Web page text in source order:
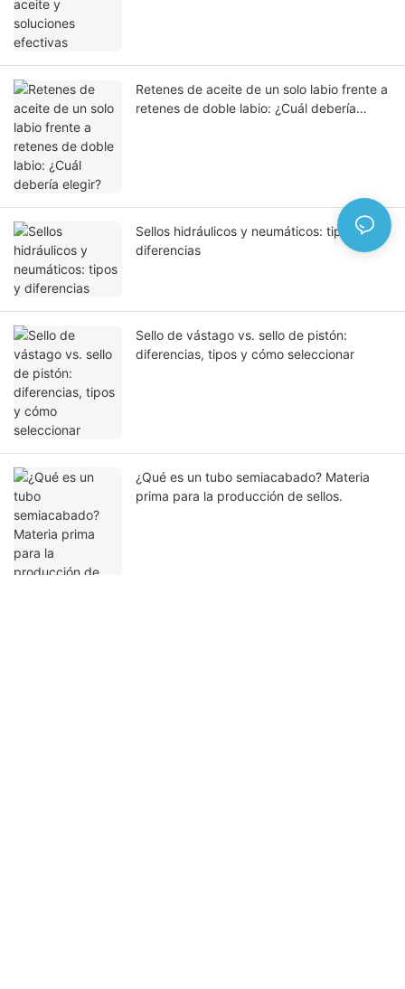
Retenes de aceite de un solo labio frente a
retenes de doble labio: ¿Cuál debería
Sellos hidráulicos y neumáticos: tipos y
diferencias
Sello de vástago vs. sello de pistón:
diferencias, tipos y cómo seleccionar
¿Qué es un tubo semiacabado? Materia
prima para la producción de sellos.